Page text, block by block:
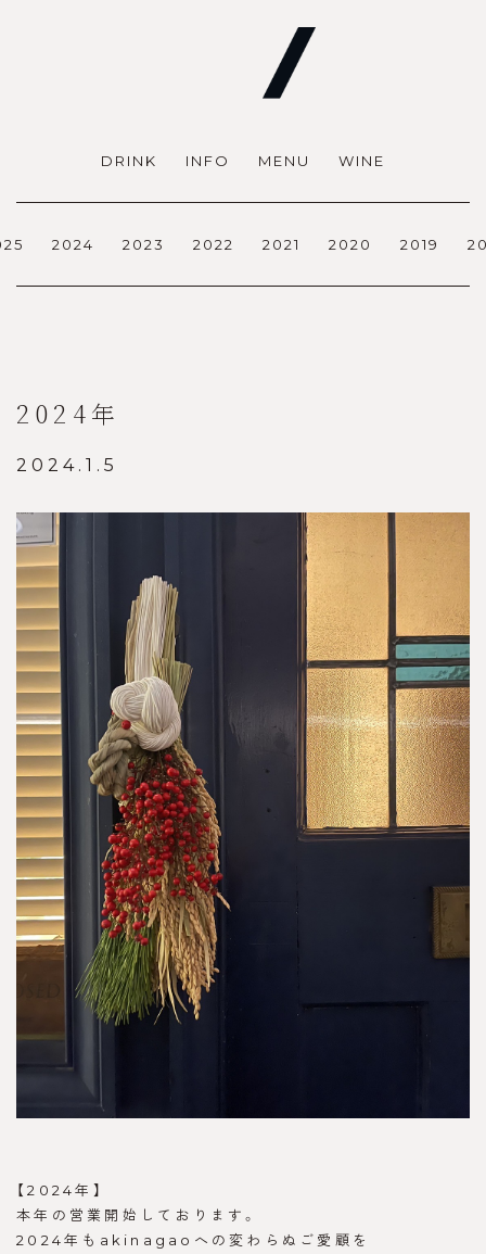
DRINK INFO MENU WINE
2024 2023 2022 2021 2020 2019
2024年
2024.1.5
【2024年】
本年の営業開始しております。
2024年もakinagaoへの変わらぬご愛顧を